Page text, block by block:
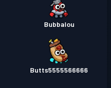
Bubbalou
Butts5555566666